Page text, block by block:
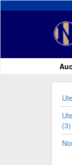
(3)